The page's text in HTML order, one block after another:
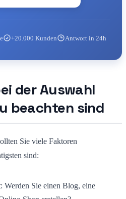
+20.000 Kunden Antwort in 24h
der Auswahl
beachten sind
Sie viele Faktoren
sind:
: Werden Sie einen Blog, eine